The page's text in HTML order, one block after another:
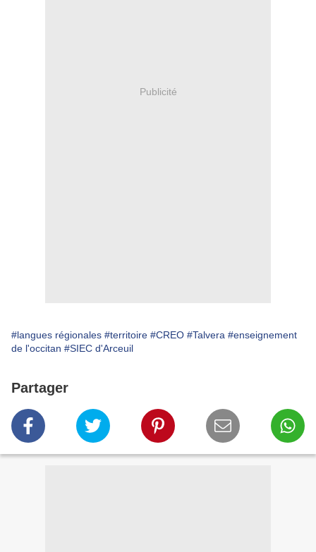
Publicité
#langues régionales #territoire #CREO #Talvera #enseignement
de l'occitan #SIEC d'Arceuil
Partager